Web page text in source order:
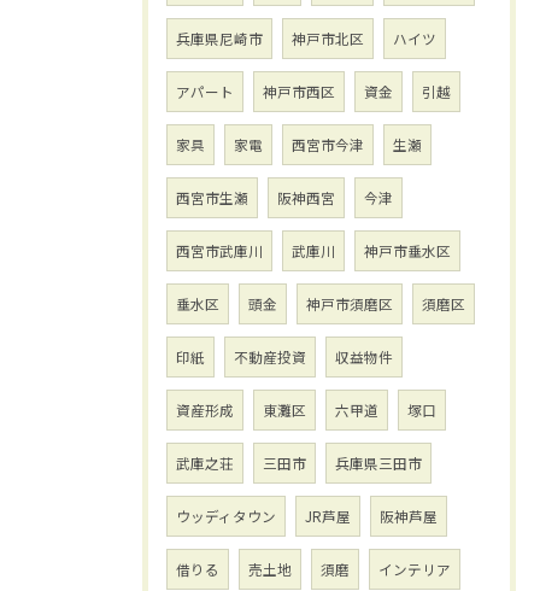
兵庫県尼崎市 神戸市北区 ハイツ
アパート 神戸市西区 資金 引越
家具 家電 西宮市今津 生瀬
西宮市生瀬 阪神西宮 今津
西宮市武庫川 武庫川 神戸市垂水区
垂水区 頭金 神戸市須磨区 須磨区
印紙 不動産投資 収益物件
資産形成 東灘区 六甲道 塚口
武庫之荘 三田市 兵庫県三田市
ウッディタウン JR芦屋 阪神芦屋
借りる 売土地 須磨 インテリア